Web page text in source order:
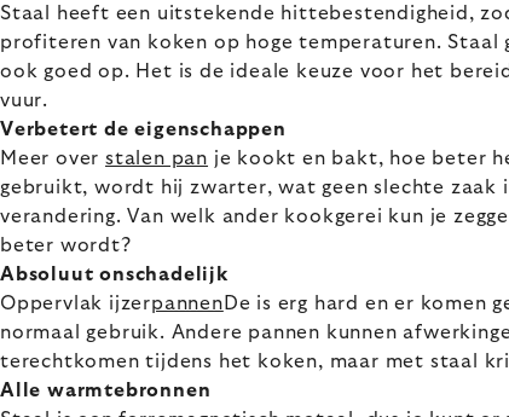
Staal heeft een uitstekende hittebestendigheid,
profiteren van koken op hoge temperaturen. Staal
ook goed op. Het is de ideale keuze voor het
vuur.
Verbetert de eigenschappen
Meer overstalen pan je kookt en bakt, hoe beter
gebruikt, wordt hij zwarter, wat geen slechte zaak
verandering. Van welk ander kookgerei kun je
beter wordt?
Absoluut onschadelijk
Oppervlak ijzerpannen De is erg hard en er komen
normaal gebruik. Andere pannen kunnen
terechtkomen tijdens het koken, maar met staal
Alle warmtebronnen